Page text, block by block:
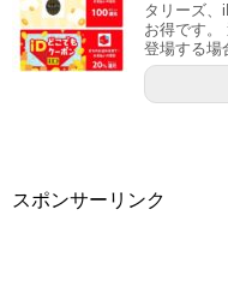
タリーズ
お得です。
登場する場
スポンサーリンク